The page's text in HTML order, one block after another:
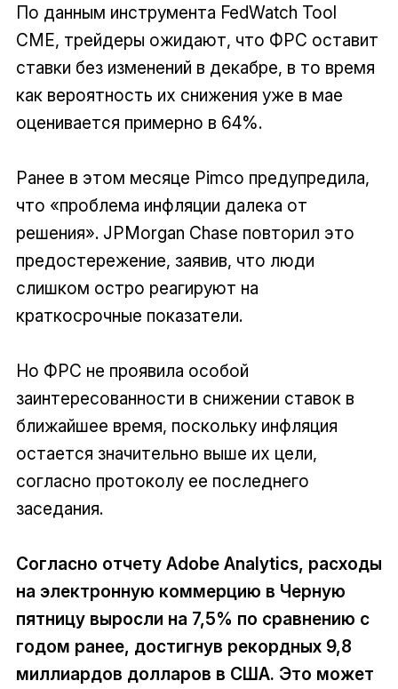
По данным инструмента FedWatch Tool
CME, трейдеры ожидают, что ФРС оставит
ставки без изменений в декабре, в то время
как вероятность их снижения уже в мае
оценивается примерно в 64%.
Ранее в этом месяце Pimco предупредила,
что «проблема инфляции далека от
решения». JPMorgan Chase повторил это
предостережение, заявив, что люди
слишком остро реагируют на
краткосрочные показатели.
Но ФРС не проявила особой
заинтересованности в снижении ставок в
ближайшее время, поскольку инфляция
остается значительно выше их цели,
согласно протоколу ее последнего
заседания.
Согласно отчету Adobe Analytics, расходы
на электронную коммерцию в Черную
пятницу выросли на 7,5% по сравнению с
годом ранее, достигнув рекордных 9,8
миллиардов долларов в США. Это может